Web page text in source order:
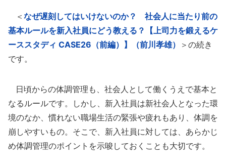
＜ なぜ遅刻してはいけないのか？ 社会人に当たり前の
基本ルールを新入社員にどう教える？【上司力を鍛えるケ
ーススタディ CASE26（前編）】（前川孝雄）
＞の続き
です。
日頃からの体調管理も、社会人として働くうえで基本と
なるルールです。しかし、新入社員は新社会人となった環
境のなか、慣れない職場生活の緊張や疲れもあり、体調を
崩しやすいもの。そこで、新入社員に対しては、あらかじ
め体調管理のポイントを示唆しておくことも大切です。